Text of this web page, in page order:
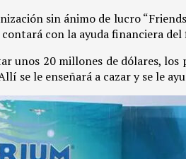
sin ánimo de lucro
con la ayuda financiera
unos 20 millones de dólares,
se le enseñará a cazar y se le